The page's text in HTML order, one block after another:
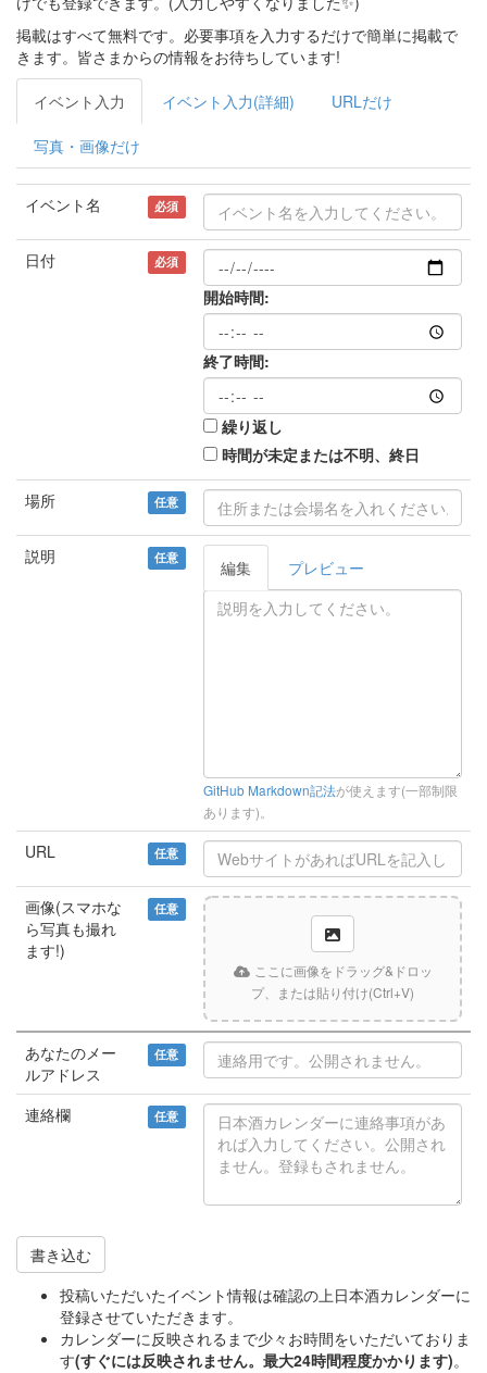
掲載はすべて無料です。必要事項を入力するだけで簡単に掲載で
きます。皆さまからの情報をお待ちしています!
イベント入力 イベント入力(詳細) URLだけ
写真・画像だけ
イベント名 必須
日付 必須
開始時間:
終了時間:
繰り返し
時間が未定または不明、終日
場所 任意
説明 任意 編集 プレビュー
GitHub Markdown記法が使えます(一部制限
あります)。
URL 任意
画像(スマホな
ら写真も撮れ
ます!)
任意
ここに画像をドラッグ&ドロッ
プ、または貼り付け(Ctrl+V)
あなたのメー
ルアドレス
任意
連絡欄 任意
書き込む
投稿いただいたイベント情報は確認の上日本酒カレンダーに
登録させていただきます。
カレンダーに反映されるまで少々お時間をいただいておりま
す(すぐには反映されません。最大24時間程度かかります)。